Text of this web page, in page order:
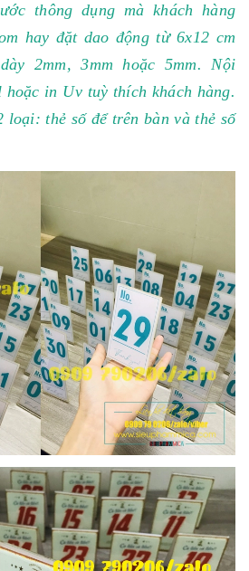
thông dụng mà khách hàng
hay đặt dao động từ 6x12 cm
2mm, 3mm hoặc 5mm. Nội
in Uv tuỳ thích khách hàng.
loại: thẻ số để trên bàn và thẻ số